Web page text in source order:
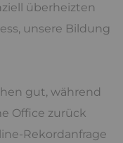
überheizten
unsere Bildung
gut, während
Office zurück
Rekordanfrage